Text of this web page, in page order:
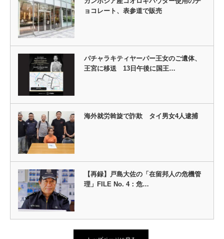
ョコレート、表参道で販売
パチャラキティヤーパー王女のご遺体、
王宮に移送 13日午後に国王…
海外就労斡旋で詐欺 タイ男女4人逮捕
【再録】戸島大佐の「在留邦人の危機管
理」FILE No. 4：危…